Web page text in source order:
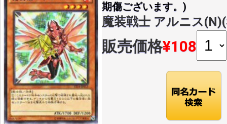
期傷ございます。)
魔装戦士 アルニス
販売価格¥108